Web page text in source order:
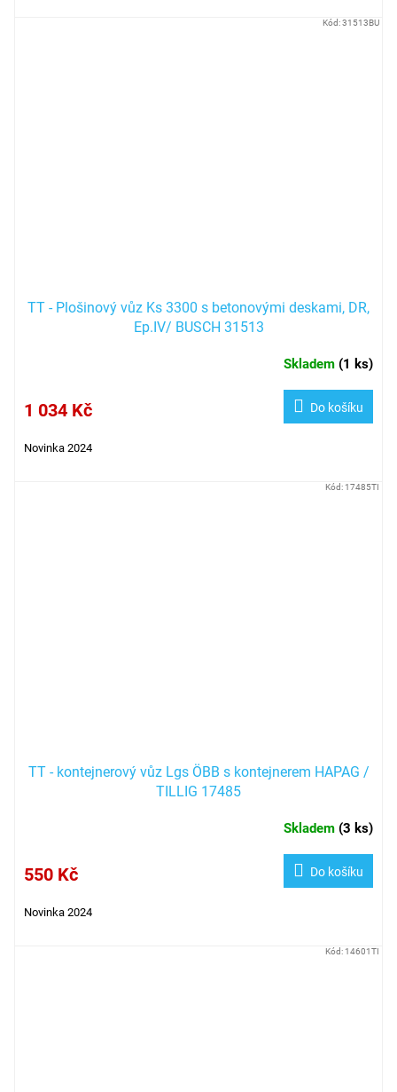
TT - Plošinový vůz Ks 3300 s betonovými deskami, DR,
Ep.IV/ BUSCH 31513
Skladem (1 ks)
1 034 Kč Do košíku
Novinka 2024
Kód:31513BU
TT - kontejnerový vůz Lgs ÖBB s kontejnerem HAPAG /
TILLIG 17485
Skladem (3 ks)
550 Kč Do košíku
Novinka 2024
Kód: 17485TI
Kód: 14601TI